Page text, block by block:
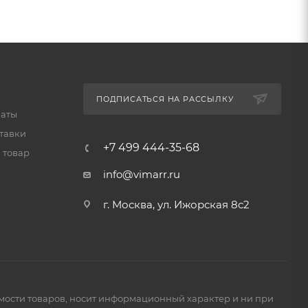
ПОДПИСАТЬСЯ НА РАССЫЛКУ
+7 499 444-35-68
info@vimarr.ru
г. Москва, ул. Ижорская 8с2
товаров, носит информационный характер и ни при